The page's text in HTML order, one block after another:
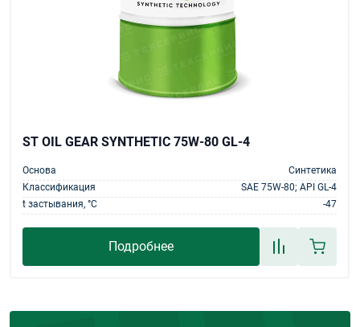
ST OIL GEAR SYNTHETIC 75W-80 GL-4
Основа
Синтетика
Классификация
SAE 75W-80; API GL-4
t застывания, °С
-47
Подробнее